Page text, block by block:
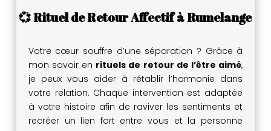
💞 Rituel de Retour Affectif à Rumelange
Votre cœur souffre d’une séparation ? Grâce à
mon savoir en rituels de retour de l’être aimé,
je peux vous aider à rétablir l’harmonie dans
votre relation. Chaque intervention est adaptée
à votre histoire afin de raviver les sentiments et
recréer un lien fort entre vous et la personne